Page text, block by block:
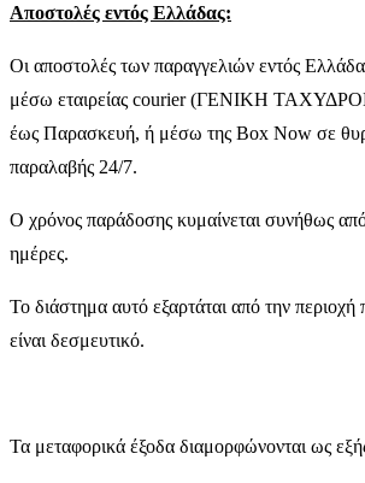
Αποστολές εντός Ελλάδας:
Οι αποστολές των παραγγελιών εντός
μέσω εταιρείας courier (ΓΕΝΙΚΗ
έως Παρασκευή, ή μέσω της Box Now σε
παραλαβής 24/7.
Ο χρόνος παράδοσης κυμαίνεται συνήθως
ημέρες.
Το διάστημα αυτό εξαρτάται από την περιοχή
είναι δεσμευτικό.
Τα μεταφορικά έξοδα διαμορφώνονται ως